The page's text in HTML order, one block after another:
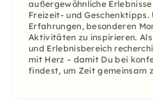
außergewöhnliche
Freizeit- und Geschenktipps.
Erfahrungen, besonderen
Aktivitäten zu inspirieren.
und Erlebnisbereich
mit Herz – damit Du bei
findest, um Zeit gemeinsam